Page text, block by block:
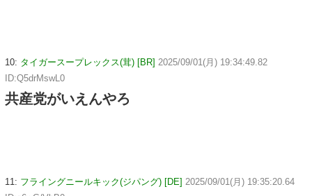
10: タイガースープレックス(茸) [BR] 2025/09/01(月) 19:34:49.82
ID:Q5drMswL0
共産党がいえんやろ
11: フライングニールキック(ジパング) [DE] 2025/09/01(月) 19:35:20.64